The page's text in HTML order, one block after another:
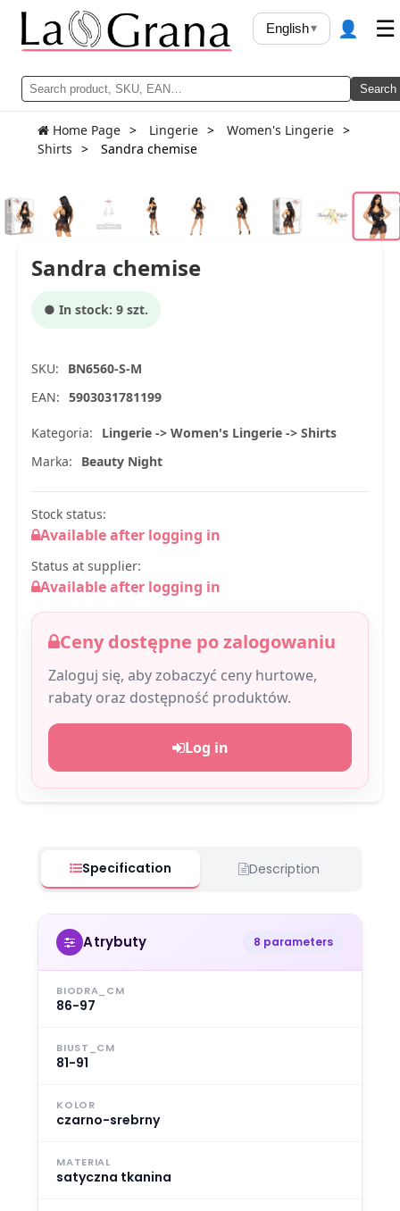
Search
English▾ 👤 ☰
Home Page Lingerie
Women's Lingerie
Shirts
Sandra chemise
Sandra chemise
● In stock: 9 szt.
SKU:
BN6560-S-M
EAN: 5903031781199
Kategoria:
Lingerie -> Women's Lingerie -> Shirts
Marka:
Beauty Night
Stock status:
Available after logging in
Status at supplier:
Available after logging in
Ceny dostępne po zalogowaniu
Zaloguj się, aby zobaczyć ceny hurtowe,
rabaty oraz dostępność produktów.
Log in
Specification Description
Atrybuty 8 parameters
BIODRA_CM
86-97
BIUST_CM
81-91
KOLOR
czarno-srebrny
MATERIAL
satyczna tkanina